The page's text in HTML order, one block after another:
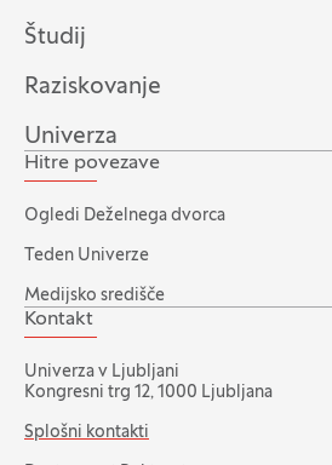
Študij
Raziskovanje
Univerza
Hitre povezave
Ogledi Deželnega dvorca
Teden Univerze
Medijsko središče
Kontakt
Univerza v Ljubljani
Kongresni trg 12, 1000 Ljubljana
Splošni kontakti